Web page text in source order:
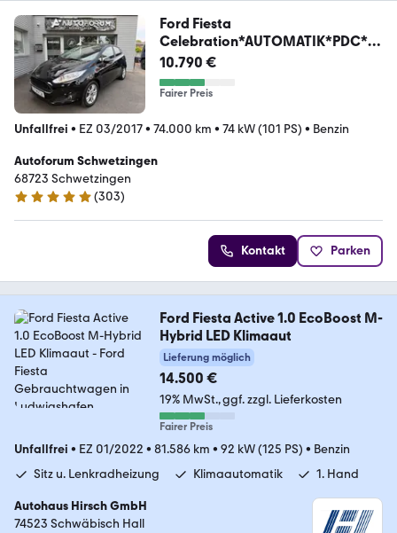
Ford Fiesta
Celebration*AUTOMATIK*PDC*K
LIMA*SHZ*LED*
10.790 €
Fairer Preis
Unfallfrei • EZ 03/2017• 74.000 km • 74 kW (101 PS) • Benzin
Autoforum Schwetzingen
68723 Schwetzingen
5 Sterne
(303)
Kontakt Parken
Ford Fiesta Active 1.0 EcoBoost M-
Hybrid LED Klimaaut
Lieferung möglich
14.500 €
19% MwSt. ggf. zzgl. Lieferkosten
Fairer Preis
Unfallfrei • EZ 01/2022 • 81.586 km • 92 kW (125 PS) • Benzin
Sitz u. Lenkradheizung
Klimaautomatik 1. Hand
Autohaus Hirsch GmbH
74523 Schwäbisch Hall